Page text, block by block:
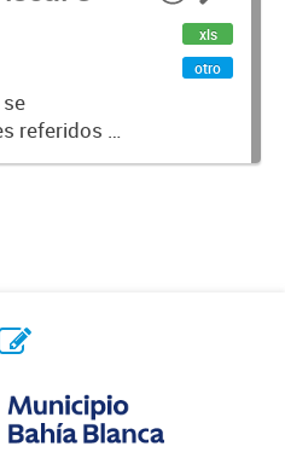
referidos a
impositiva
xls
otro